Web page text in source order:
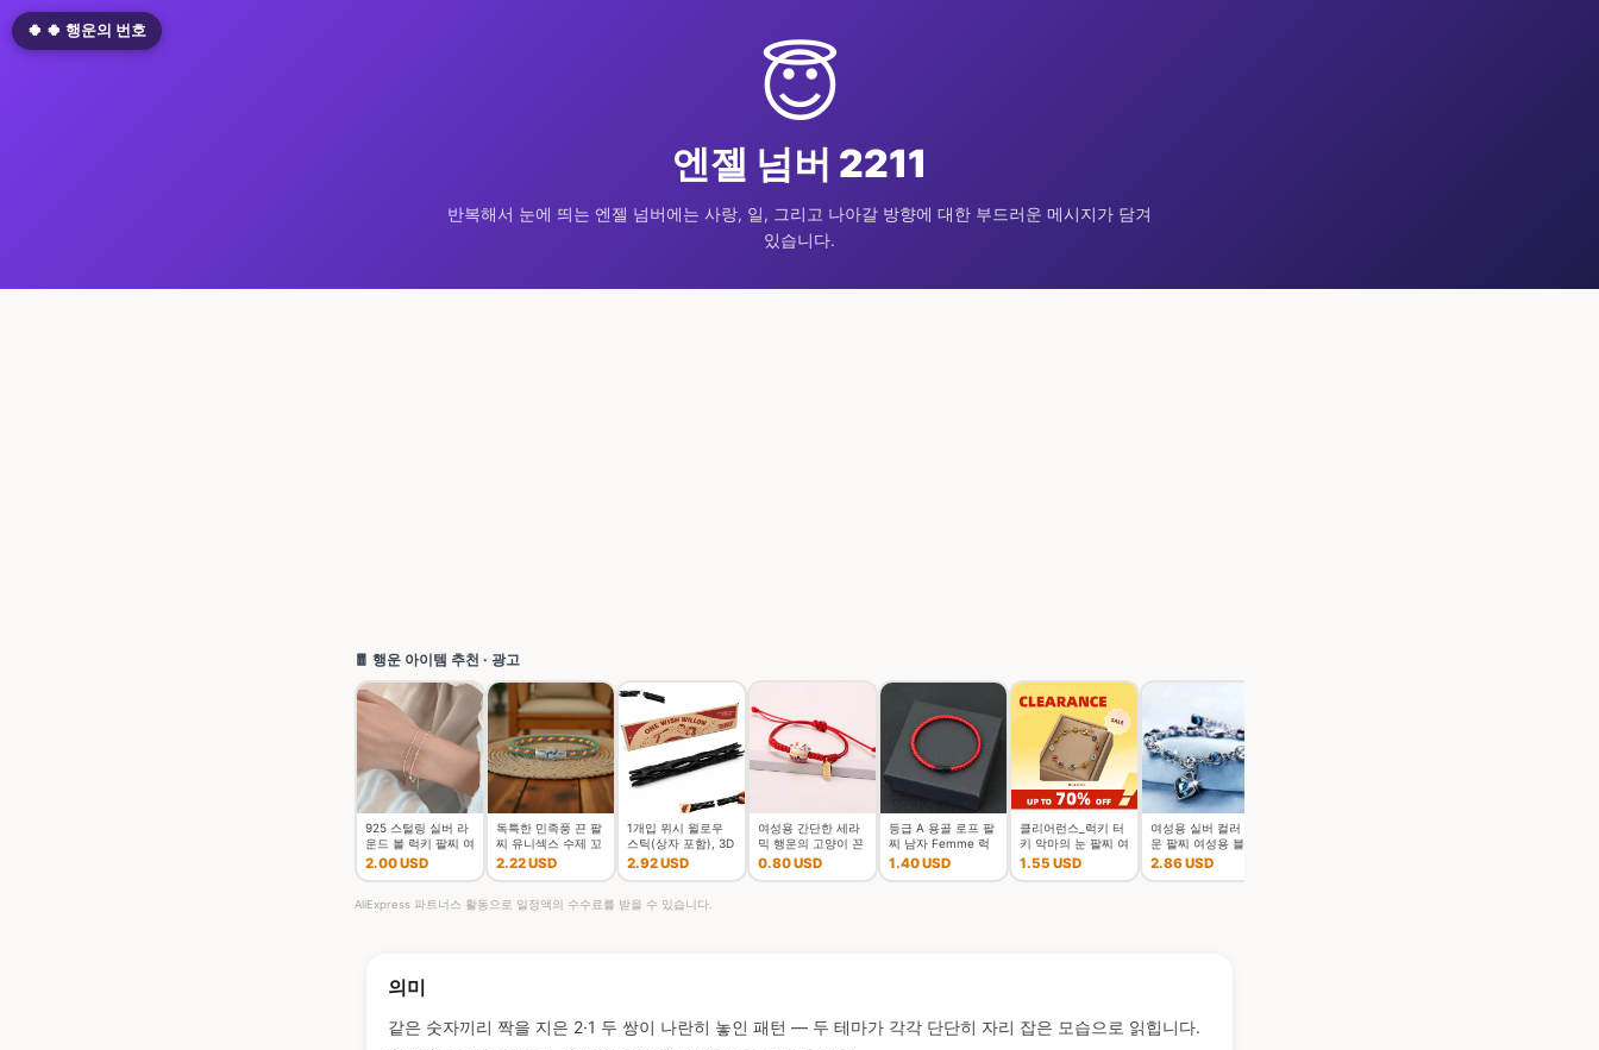
😇
엔젤 넘버 2211
반복해서 눈에 띄는 엔젤 넘버에는 사랑, 일, 그리고 나아갈 방향에 대한 부드러운 메시지가 담겨
있습니다.
🧧 행운 아이템 추천 · 광고
925 스털링 실버 라
운드 볼 럭키 팔찌 여
성 더블 레이어 스네
이크 체인 핫 최고 품
2.00 USD
독특한 민족풍 끈 팔
찌 유니섹스 수제 꼬
임 행운의 실 커플 팔
2.22 USD
1개입 위시 윌로우
스틱(상자 포함), 3D
프린팅된 소원을 담
2.92 USD
여성용 간단한 세라
믹 행운의 고양이 꼰
팔찌, 귀여운 동물 새
끼 고양이, 손으로 짠
0.80 USD
등급 A 용골 로프 팔
찌 남자 Femme 럭
키 레드 스레드
Braclet 유치 Mirco
1.40 USD
클리어런스_럭키 터
키 악마의 눈 팔찌 여
성용 남성용 화려한
1.55 USD
여성용 실버 컬러 행
운 팔찌 여성용 블루
크리스탈 하트 참 팔
2.86 USD
AliExpress 파트너스 활동으로 일정액의 수수료를 받을 수 있습니다.
의미
같은 숫자끼리 짝을 지은 2·1 두 쌍이 나란히 놓인 패턴 — 두 테마가 각각 단단히 자리 잡은 모습으로 읽힙니다.
🍀 🍀 행운의 번호